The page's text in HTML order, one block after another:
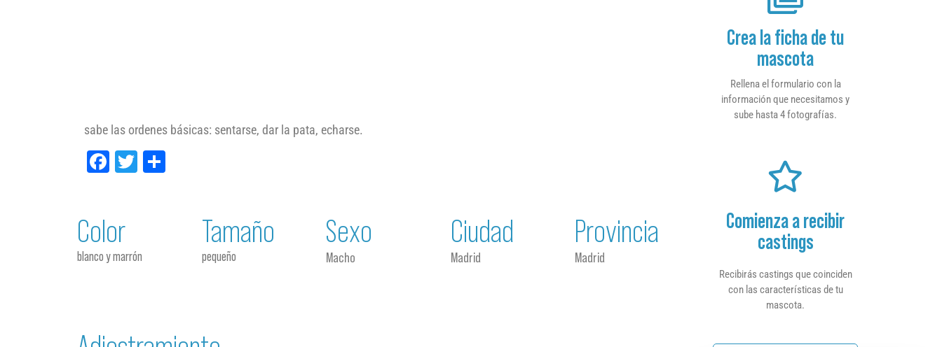
sabe las ordenes básicas: sentarse, dar la pata, echarse.
Facebook
Twitter
Color
blanco y marrón
Tamaño
pequeño
Sexo
Macho
Ciudad
Madrid
Provincia
Madrid
Crea la ficha de tu
mascota
Rellena el formulario con la
información que necesitamos y
sube hasta 4 fotografías.
Comienza a recibir
castings
Recibirás castings que coinciden
con las características de tu
mascota.